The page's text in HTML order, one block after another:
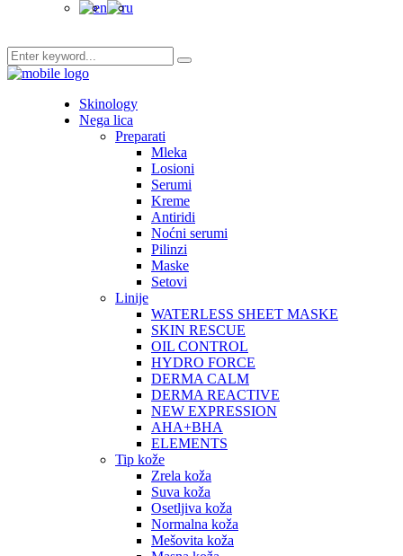
Skinology
Nega lica
Preparati
Mleka
Losioni
Serumi
Kreme
Antiridi
Noćni serumi
Pilinzi
Maske
Setovi
Linije
WATERLESS SHEET MASKE
SKIN RESCUE
OIL CONTROL
HYDRO FORCE
DERMA CALM
DERMA REACTIVE
NEW EXPRESSION
AHA+BHA
ELEMENTS
Tip kože
Zrela koža
Suva koža
Osetljiva koža
Normalna koža
Mešovita koža